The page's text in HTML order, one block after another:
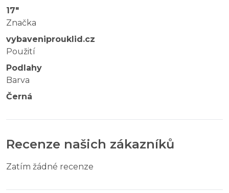
17"
Značka
vybaveniprouklid.cz
Použití
Podlahy
Barva
Černá
Recenze našich zákazníků
Zatím žádné recenze